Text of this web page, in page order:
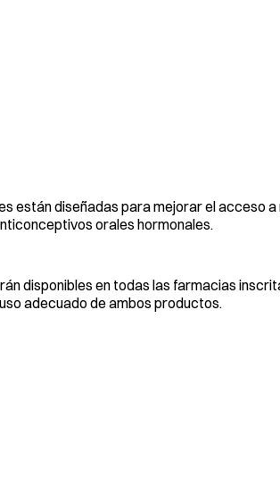
están diseñadas para mejorar el acceso
orales hormonales.
disponibles en todas las farmacias
adecuado de ambos productos.